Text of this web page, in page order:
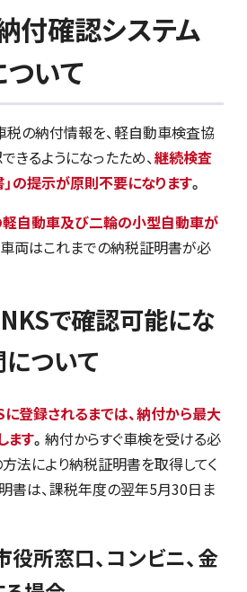
付確認システム
ついて
の納付情報を、軽自動車検査協
きるようになったため、継続検査
の提示が原則不要になります。
自動車及び二輪の小型自動車が
車両はこれまでの納税証明書が必
で確認可能にな
ついて
登録されるまでは、納付から最大
ます。 納付からすぐ車検を受ける必
法により納税証明書を取得してく
書は、課税年度の翌年5月30日ま
役所窓口、コンビニ、金